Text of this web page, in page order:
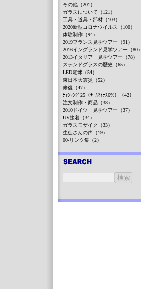
その他（201）
ガラスについて（121）
工具・道具・部材（103）
2020新型コロナウイルス（100）
体験制作（94）
2019フランス見学ツアー（91）
2016イングランド見学ツアー（80）
2013イタリア 見学ツアー（78）
ステンドグラスの歴史（65）
LED電球（54）
東日本大震災（52）
修復（47）
ﾁｬﾝﾚﾝｼﾞ25（ﾁｰﾑﾏｲﾅｽ6%）（42）
注文制作・商品（38）
2010ドイツ 見学ツアー（37）
UV接着（34）
ガラスモザイク（33）
生徒さんの声（19）
00-リンク集（2）